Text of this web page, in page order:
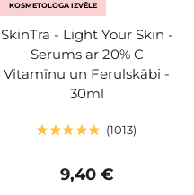
KOSMETOLOGA IZVĒLE
SkinTra - Light Your Skin -
Serums ar 20% C
Vitamīnu un Ferulskābi -
30ml
1013
9,40 €